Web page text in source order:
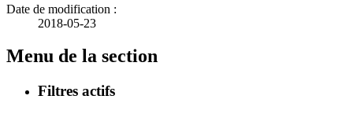
Date de modification :
2018-05-23
Menu de la section
Filtres actifs